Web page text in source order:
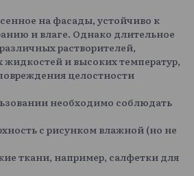
на фасады, устойчиво к
и влаге. Однако длительное
растворителей,
и высоких температур,
целостности
необходимо соблюдать
с рисунком влажной (но не
ткани, например, салфетки для